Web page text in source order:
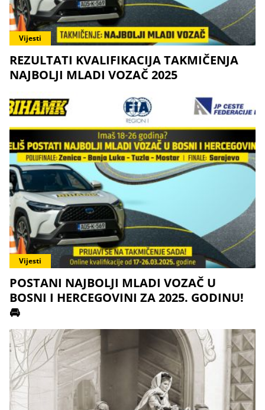
Vijesti
REZULTATI KVALIFIKACIJA TAKMIČENJA
NAJBOLJI MLADI VOZAČ 2025
Vijesti
POSTANI NAJBOLJI MLADI VOZAČ U
BOSNI I HERCEGOVINI ZA 2025. GODINU!
🚘